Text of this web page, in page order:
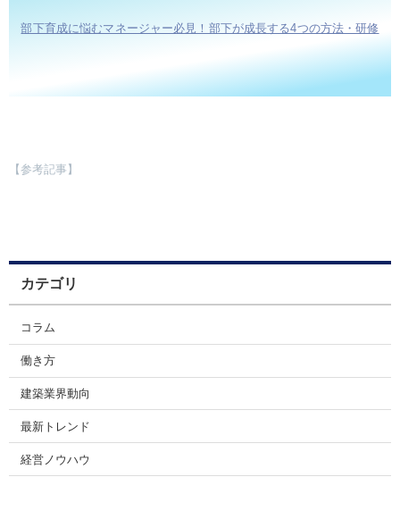
部下育成に悩むマネージャー必見！部下が成長する4つの方法・研修
【参考記事】
カテゴリ
コラム
働き方
建築業界動向
最新トレンド
経営ノウハウ